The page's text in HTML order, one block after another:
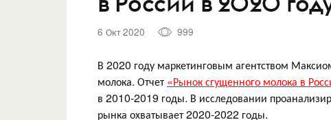
6 Окт 2020 999
В 2020 году маркетинговым агентством
молока. Отчет «Рынок сгущенного молока в
в 2010-2019 годы. В исследовании
рынка охватывает 2020-2022 годы.